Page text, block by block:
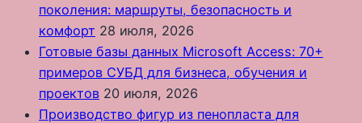
поколения: маршруты, безопасность и
комфорт 28 июля, 2026
Готовые базы данных Microsoft Access: 70+
примеров СУБД для бизнеса, обучения и
проектов 20 июля, 2026
Производство фигур из пенопласта для